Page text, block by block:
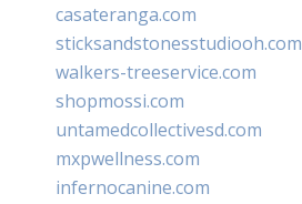
casateranga.com
sticksandstonesstudiooh.com
walkers-treeservice.com
shopmossi.com
untamedcollectivesd.com
mxpwellness.com
infernocanine.com